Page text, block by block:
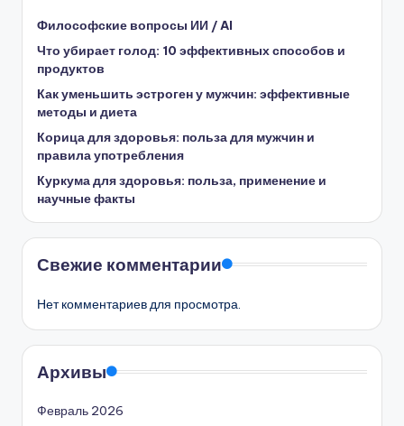
Философские вопросы ИИ / AI
Что убирает голод: 10 эффективных способов и
продуктов
Как уменьшить эстроген у мужчин: эффективные
методы и диета
Корица для здоровья: польза для мужчин и
правила употребления
Куркума для здоровья: польза, применение и
научные факты
Свежие комментарии
Нет комментариев для просмотра.
Архивы
Февраль 2026